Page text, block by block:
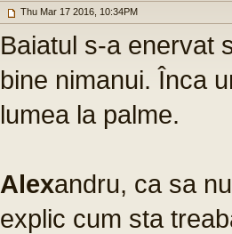
Thu Mar 17 2016, 10:34PM
Baiatul s-a enervat
bine nimanui. Înca
lumea la palme.
Alexandru, ca sa
explic cum sta